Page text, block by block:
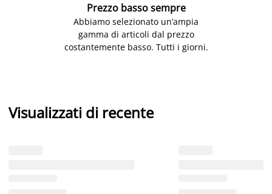
Prezzo basso sempre
Abbiamo selezionato un’ampia
gamma di articoli dal prezzo
costantemente basso. Tutti i giorni.
Visualizzati di recente